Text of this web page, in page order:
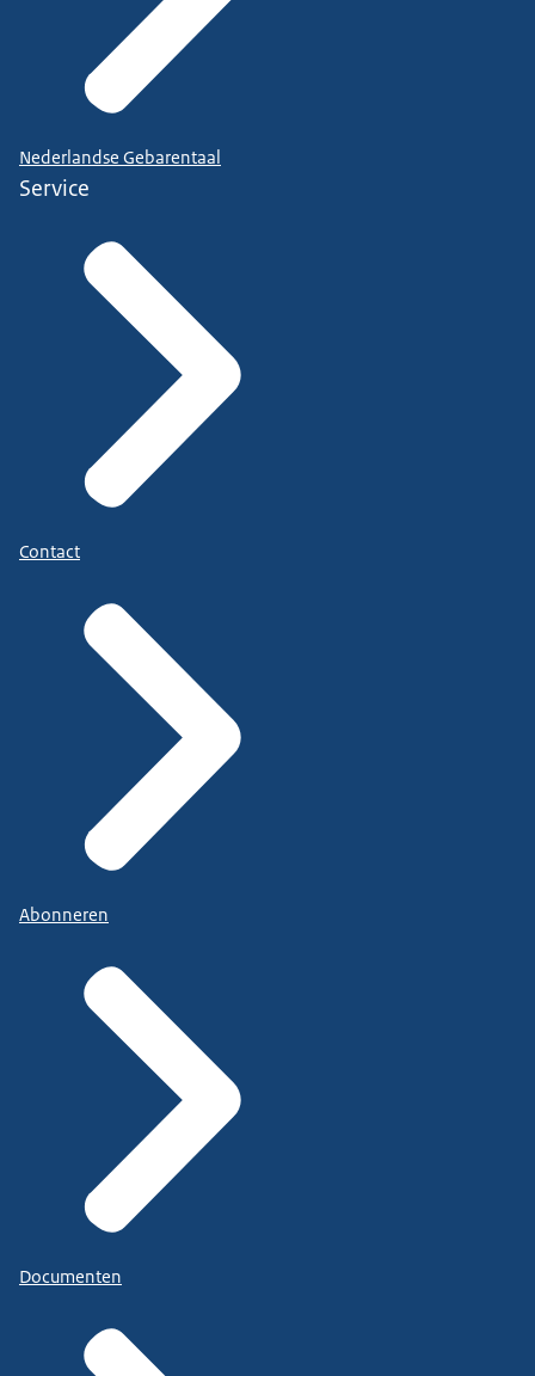
Nederlandse Gebarentaal
Service
Contact
Abonneren
Documenten